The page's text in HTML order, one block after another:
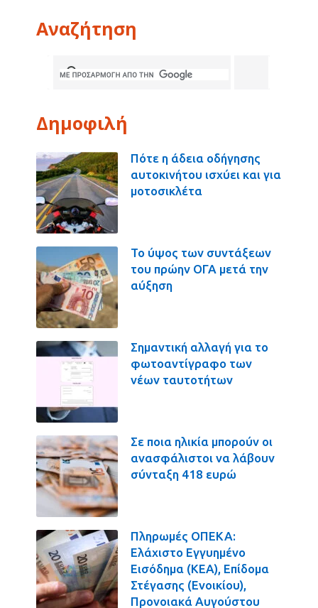
Αναζήτηση
Δημοφιλή
Πότε η άδεια οδήγησης
αυτοκινήτου ισχύει και για
μοτοσικλέτα
Το ύψος των συντάξεων
του πρώην ΟΓΑ μετά την
αύξηση
Σημαντική αλλαγή για το
φωτοαντίγραφο των
νέων ταυτοτήτων
Σε ποια ηλικία μπορούν οι
ανασφάλιστοι να λάβουν
σύνταξη 418 ευρώ
Πληρωμές ΟΠΕΚΑ:
Ελάχιστο Εγγυημένο
Εισόδημα (ΚΕΑ), Επίδομα
Στέγασης (Ενοικίου),
Προνοιακά Αυγούστου